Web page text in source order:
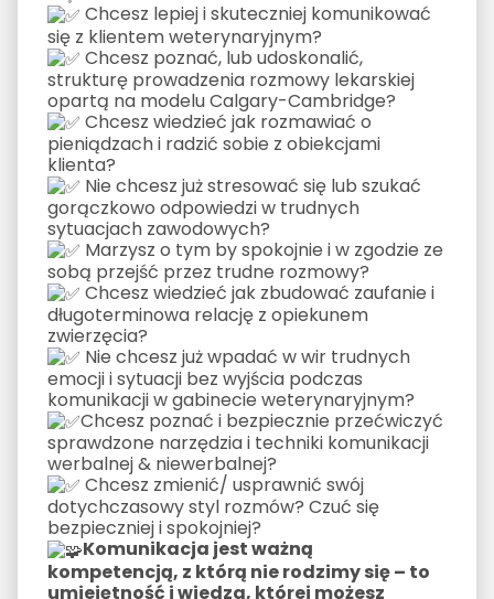
Chcesz lepiej i skuteczniej komunikować
się z klientem weterynaryjnym?
Chcesz poznać, lub udoskonalić,
strukturę prowadzenia rozmowy lekarskiej
opartą na modelu Calgary-Cambridge?
Chcesz wiedzieć jak rozmawiać o
pieniądzach i radzić sobie z obiekcjami
klienta?
Nie chcesz już stresować się lub szukać
gorączkowo odpowiedzi w trudnych
sytuacjach zawodowych?
Marzysz o tym by spokojnie i w zgodzie ze
sobą przejść przez trudne rozmowy?
Chcesz wiedzieć jak zbudować zaufanie i
długoterminowa relację z opiekunem
zwierzęcia?
Nie chcesz już wpadać w wir trudnych
emocji i sytuacji bez wyjścia podczas
komunikacji w gabinecie weterynaryjnym?
Chcesz poznać i bezpiecznie przećwiczyć
sprawdzone narzędzia i techniki komunikacji
werbalnej & niewerbalnej?
Chcesz zmienić/ usprawnić swój
dotychczasowy styl rozmów? Czuć się
bezpieczniej i spokojniej?
Komunikacja jest ważną
kompetencją, z którą nie rodzimy się – to
umiejętność i wiedza, której możesz